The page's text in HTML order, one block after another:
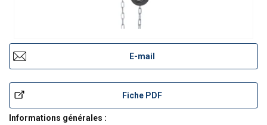
E-mail
Fiche PDF
Informations générales :